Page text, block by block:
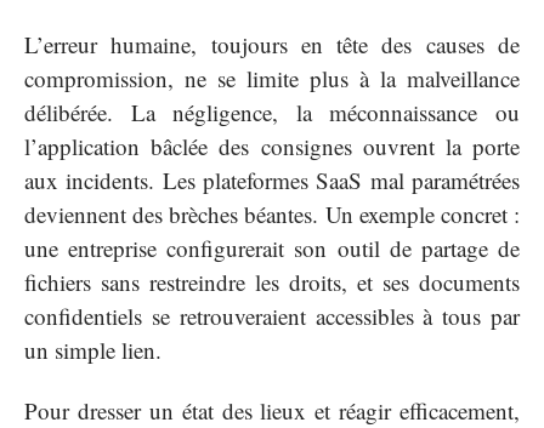
L’erreur humaine, toujours en tête des causes de
compromission, ne se limite plus à la malveillance
délibérée. La négligence, la méconnaissance ou
l’application bâclée des consignes ouvrent la porte
aux incidents. Les plateformes SaaS mal paramétrées
deviennent des brèches béantes. Un exemple concret :
une entreprise configurerait son outil de partage de
fichiers sans restreindre les droits, et ses documents
confidentiels se retrouveraient accessibles à tous par
un simple lien.
Pour dresser un état des lieux et réagir efficacement,